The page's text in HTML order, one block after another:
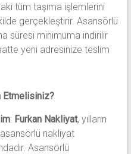
tüm taşıma işlemlerini
gerçekleştirir. Asansörlü
süresi minimuma indirilir
yeni adresinize teslim
Etmelisiniz?
: Furkan Nakliyat, yılların
nakliyat
Asansörlü